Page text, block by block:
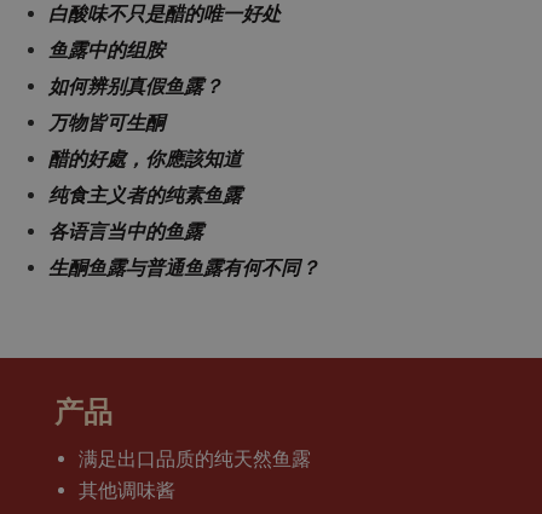
白酸味不只是醋的唯一好处
鱼露中的组胺
如何辨别真假鱼露？
万物皆可生酮
醋的好處，你應該知道
纯食主义者的纯素鱼露
各语言当中的鱼露
生酮鱼露与普通鱼露有何不同？
产品
满足出口品质的纯天然鱼露
其他调味酱